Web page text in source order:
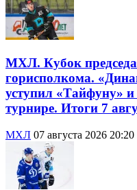
МХЛ. Кубок
горисполкома.
уступил «Тайфуну» и
турнире. Итоги 7
МХЛ 07 августа 2026 20:20